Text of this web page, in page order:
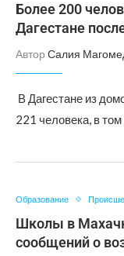
Более 200
Дагестане
Автор Салия
В Дагестане из
221 человека, в
Образование
Школы в
сообщений о